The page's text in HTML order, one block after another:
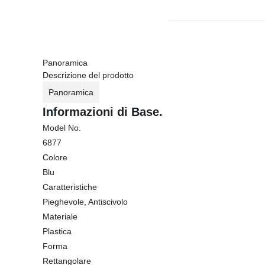
Panoramica
Descrizione del prodotto
Panoramica
Informazioni di Base.
Model No.
6877
Colore
Blu
Caratteristiche
Pieghevole, Antiscivolo
Materiale
Plastica
Forma
Rettangolare